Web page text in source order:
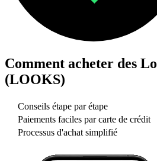
Comment acheter des
(LOOKS)
Conseils étape par étape
Paiements faciles par carte de crédit
Processus d'achat simplifié